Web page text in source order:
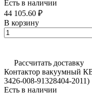
Есть в наличии
44 105.60 ₽
В корзину
Рассчитать доставку
Контактор вакуумный
3426-008-91328404-2011)
Есть в наличии